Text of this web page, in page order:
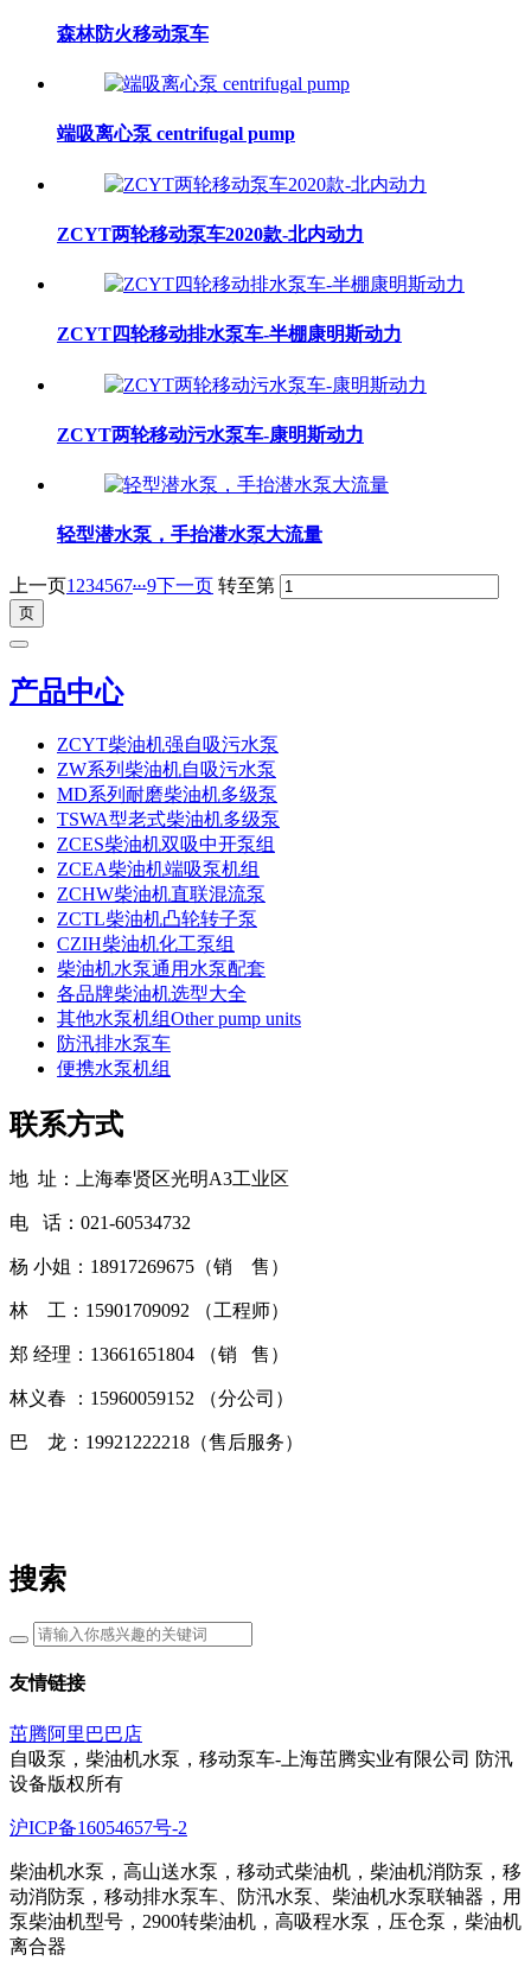
森林防火移动泵车
端吸离心泵 centrifugal pump
ZCYT两轮移动泵车2020款-北内动力
ZCYT四轮移动排水泵车-半棚康明斯动力
ZCYT两轮移动污水泵车-康明斯动力
轻型潜水泵，手抬潜水泵大流量
上一页1 234567...9下一页 转至第
产品中心
ZCYT柴油机强自吸污水泵
ZW系列柴油机自吸污水泵
MD系列耐磨柴油机多级泵
TSWA型老式柴油机多级泵
ZCES柴油机双吸中开泵组
ZCEA柴油机端吸泵机组
ZCHW柴油机直联混流泵
ZCTL柴油机凸轮转子泵
CZIH柴油机化工泵组
柴油机水泵通用水泵配套
各品牌柴油机选型大全
其他水泵机组Other pump units
防汛排水泵车
便携水泵机组
联系方式
地 址：上海奉贤区光明A3工业区
电 话：021-60534732
杨 小姐：18917269675（销 售）
林 工：15901709092 （工程师）
郑 经理：13661651804 （销 售）
林义春 ：15960059152 （分公司）
巴 龙：19921222218（售后服务）
搜索
友情链接
茁腾阿里巴巴店
自吸泵，柴油机水泵，移动泵车-上海茁腾实业有限公司 防汛
设备版权所有
沪ICP备16054657号-2
柴油机水泵，高山送水泵，移动式柴油机，柴油机消防泵，移
动消防泵，移动排水泵车、防汛水泵、柴油机水泵联轴器，用
泵柴油机型号，2900转柴油机，高吸程水泵，压仓泵，柴油机
离合器